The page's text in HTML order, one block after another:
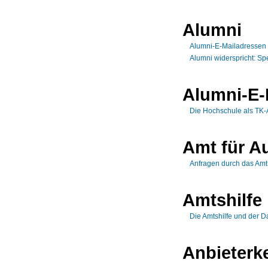
Alumni
Alumni-E-
Alumni widerspricht:
Alumni-
Die Hochschule als
Amt für
Anfragen durch das
Amtshilfe
Die Amtshilfe und der